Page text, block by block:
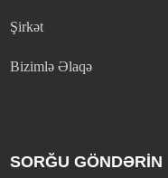
Şirkət
Bizimlə Əlaqə
SORĞU GÖNDƏRİN